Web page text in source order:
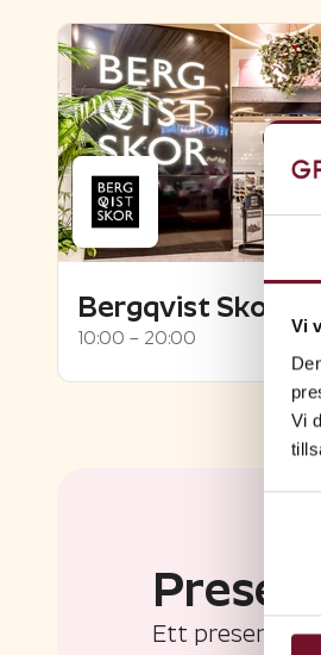
Vi
Vi
Bergqvist Skor
10:00 – 20:00
Ett